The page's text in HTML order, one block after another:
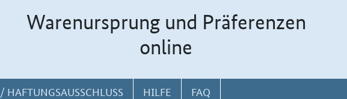
Warenursprung und Präferenzen
online
HAFTUNGSAUSSCHLUSS HILFE FAQ